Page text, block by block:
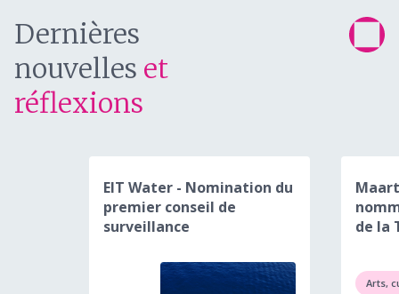
Dernières
nouvelles et
réflexions
EIT Water - Nomination du
premier conseil de
surveillance
de la
Arts,